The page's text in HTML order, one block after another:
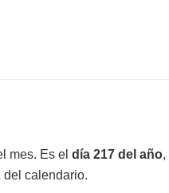
mes. Es el día 217 del año,
del calendario.